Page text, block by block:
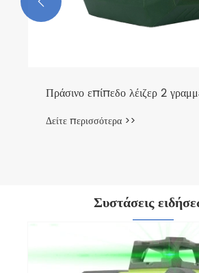
Πράσινο επίπεδο λέιζερ 2
Δείτε περισσότερα >>
Συστάσεις